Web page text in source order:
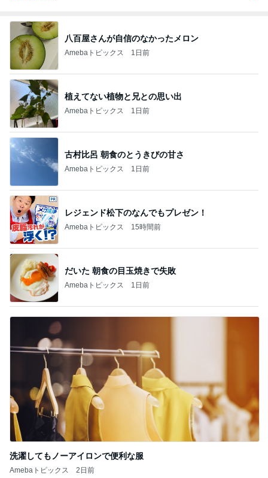
八百屋さんが自信のなかったメロン
Amebaトピックス 1日前
植えてない植物と兄との思い出
Amebaトピックス 1日前
古村比呂 朝食のとうきびの甘さ
Amebaトピックス 1日前
レジェンド松下のなんでもプレゼン！
Amebaトピックス 15時間前
だいた 朝食の目玉焼きで失敗
Amebaトピックス 1日前
洗濯してもノーアイロンで便利な服
Amebaトピックス 2日前